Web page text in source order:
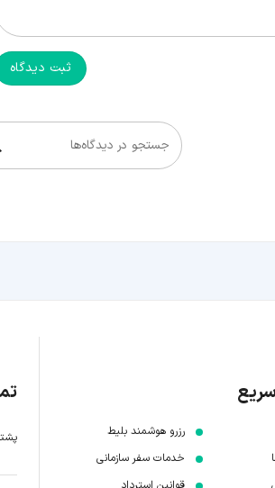
ثبت دیدگاه
جستجو در دیدگاه‌ها
رزرو هوشمند بلیط
خدمات سفر سازمانی
پشتیبانی